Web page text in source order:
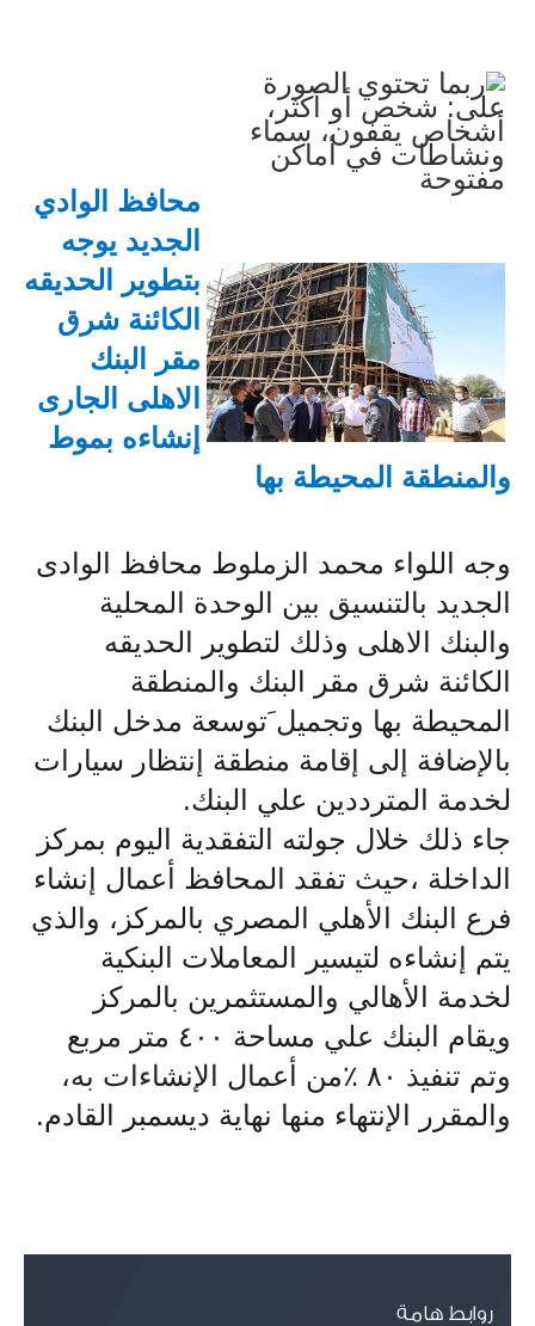
محافظ الوادي
الجديد يوجه
بتطوير الحديقه
الكائنة شرق
مقر البنك
الاهلى الجارى
إنشاءه بموط
والمنطقة المحيطة بها
وجه اللواء محمد الزملوط محافظ الوادى
الجديد بالتنسيق بين الوحدة المحلية
والبنك الاهلى وذلك لتطوير الحديقه
الكائنة شرق مقر البنك والمنطقة
المحيطة بها وتجميل َتوسعة مدخل البنك
بالإضافة إلى إقامة منطقة إنتظار سيارات
لخدمة المترددين علي البنك.
جاء ذلك خلال جولته التفقدية اليوم بمركز
الداخلة ،حيث تفقد المحافظ أعمال إنشاء
فرع البنك الأهلي المصري بالمركز، والذي
يتم إنشاءه لتيسير المعاملات البنكية
لخدمة الأهالي والمستثمرين بالمركز
ويقام البنك علي مساحة ٤٠٠ متر مربع
وتم تنفيذ ٨٠ ٪من أعمال الإنشاءات به،
والمقرر الإنتهاء منها نهاية ديسمبر القادم.
روابط هامة